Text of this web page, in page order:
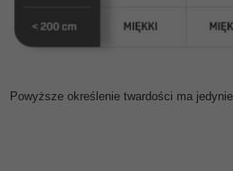
Powyższe określenie twardości ma